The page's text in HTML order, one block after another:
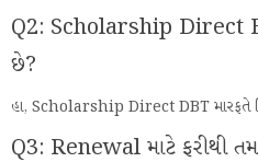
Q2: Scholarship Direct
છે?
હા, Scholarship Direct DBT મારફતે
Q3: Renewal માટે ફરીથી